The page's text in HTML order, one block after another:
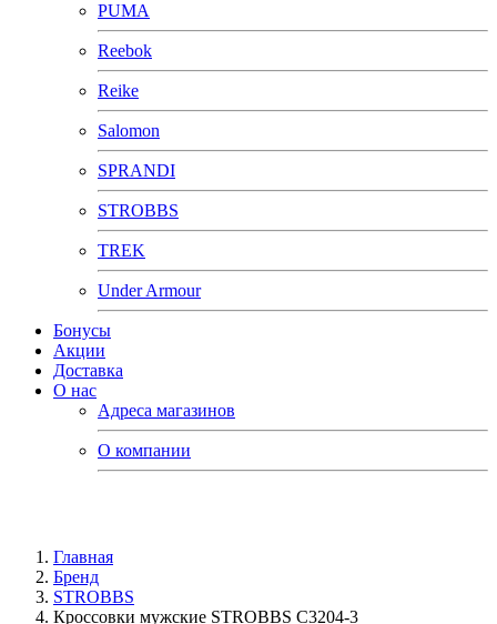
PUMA
Reebok
Reike
Salomon
SPRANDI
STROBBS
TREK
Under Armour
Бонусы
Акции
Доставка
О нас
Адреса магазинов
О компании
Главная
Бренд
STROBBS
Кроссовки мужские STROBBS C3204-3